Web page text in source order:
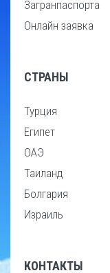
Загранпаспорта
Онлайн заявка
СТРАНЫ
Турция
Египет
ОАЭ
Таиланд
Болгария
Израиль
КОНТАКТЫ